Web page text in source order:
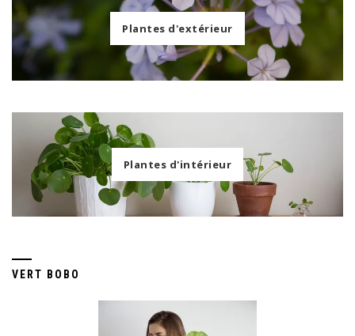
Plantes d'extérieur
Plantes d'intérieur
VERT BOBO